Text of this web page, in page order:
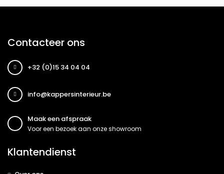
Contacteer ons
+32 (0)15 34 04 04
info@kappersinterieur.be
Maak een afspraak
Voor een bezoek aan onze showroom
Klantendienst